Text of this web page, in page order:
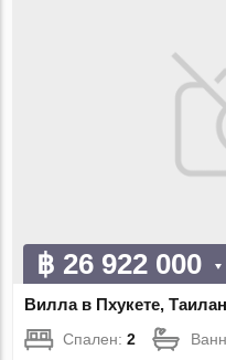
฿ 26 922 000
Вилла в Пхукете,
Спален:2